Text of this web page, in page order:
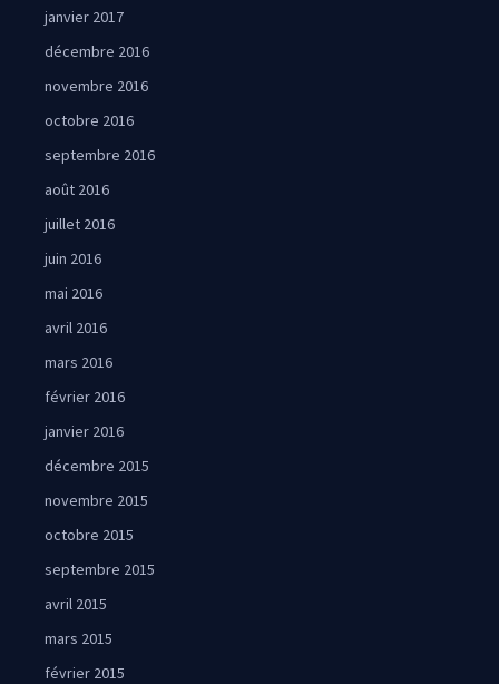
janvier 2017
décembre 2016
novembre 2016
octobre 2016
septembre 2016
août 2016
juillet 2016
juin 2016
mai 2016
avril 2016
mars 2016
février 2016
janvier 2016
décembre 2015
novembre 2015
octobre 2015
septembre 2015
avril 2015
mars 2015
février 2015